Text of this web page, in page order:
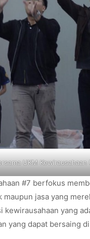
UKM
#7 berfokus
jasa yang
yang
yang dapat bersaing di